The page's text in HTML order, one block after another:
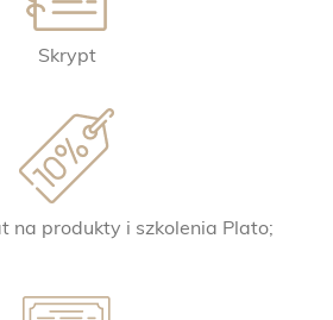
Skrypt
na produkty i szkolenia Plato;